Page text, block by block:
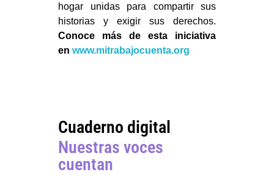
hogar unidas para compartir sus
historias y exigir sus derechos.
Conoce más de esta iniciativa
en www.mitrabajocuenta.org
Cuaderno digital
Nuestras voces
cuentan